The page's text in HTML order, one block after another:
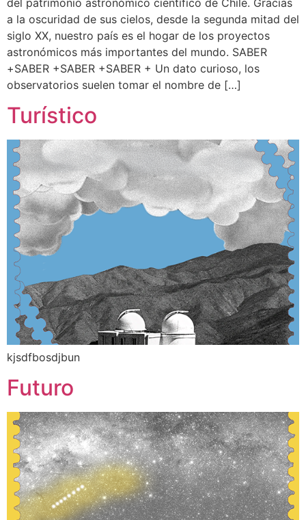
a la oscuridad de sus cielos, desde la segunda mitad del
siglo XX, nuestro país es el hogar de los proyectos
astronómicos más importantes del mundo. SABER
+SABER +SABER +SABER + Un dato curioso, los
observatorios suelen tomar el nombre de […]
Turístico
kjsdfbosdjbun
Futuro